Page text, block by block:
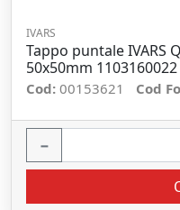
IVARS
Tappo puntale IVARS
50x50mm 1103160022
Cod: 00153621 Cod
−